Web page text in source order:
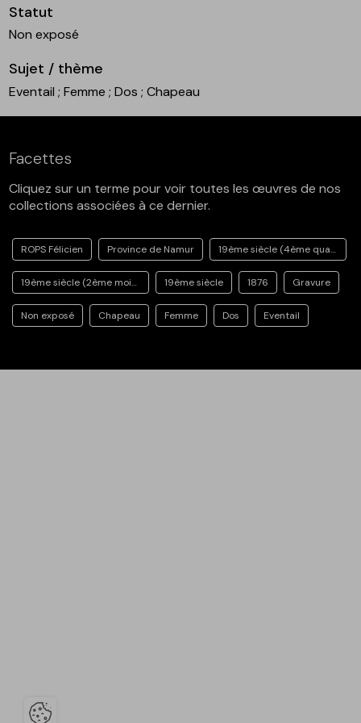
Statut
Non exposé
Sujet / thème
Eventail; Femme; Dos; Chapeau
Facettes
Cliquez sur un terme pour voir toutes les œuvres de nos
collections associées à ce dernier.
ROPS Félicien Province de Namur 19ème siècle (4ème quart)
19ème siècle (2ème moitié) 19ème siècle 1876 Gravure
Non exposé Chapeau Femme Dos Eventail